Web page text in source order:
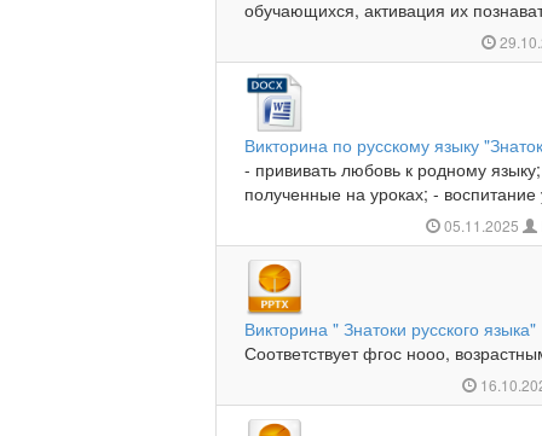
обучающихся, активация их
Викторина по русскому языку
- прививать любовь к родному
полученные на уроках; - воспитание
05.11.2025
Викторина " Знатоки русского языка"
Соответствует фгос нооо,